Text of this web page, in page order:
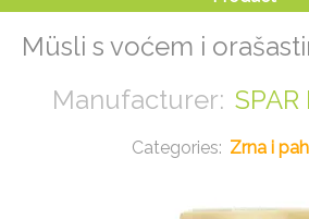
Müsli s voćem i
Zrna i